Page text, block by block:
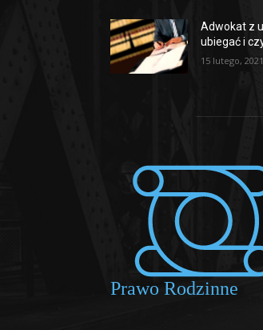
Adwokat z
ubiegać i
15 lutego, 2021